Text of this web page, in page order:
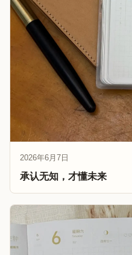
2026年6月7日
承认无知，才懂未来